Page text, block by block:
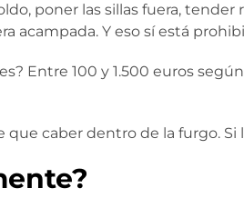
poner las sillas fuera,
acampada. Y eso sí está
Entre 100 y 1.500 euros
caber dentro de la furgo. Si